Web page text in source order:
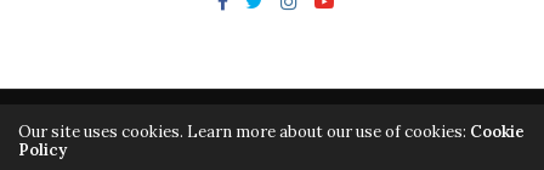
LIBRERÍA
Our site uses cookies. Learn more about our use of cookies: Cookie
Policy